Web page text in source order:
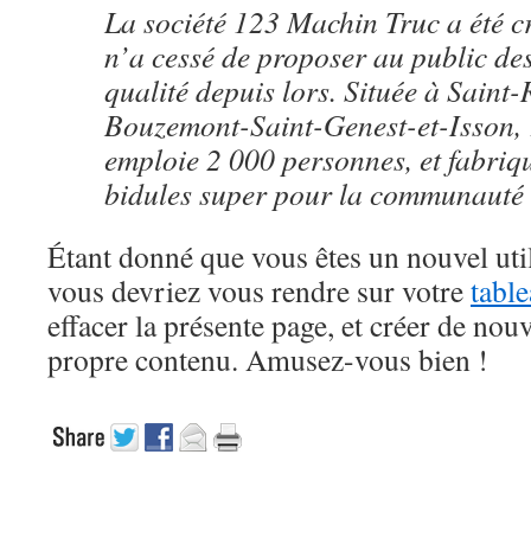
La société 123 Machin Truc a été
n’a cessé de proposer au public
qualité depuis lors. Située à Saint-
Bouzemont-Saint-Genest-et-
emploie 2 000 personnes, et
bidules super pour la
Étant donné que vous êtes un nouvel
vous devriez vous rendre sur votre
effacer la présente page, et créer de
propre contenu. Amusez-vous bien !